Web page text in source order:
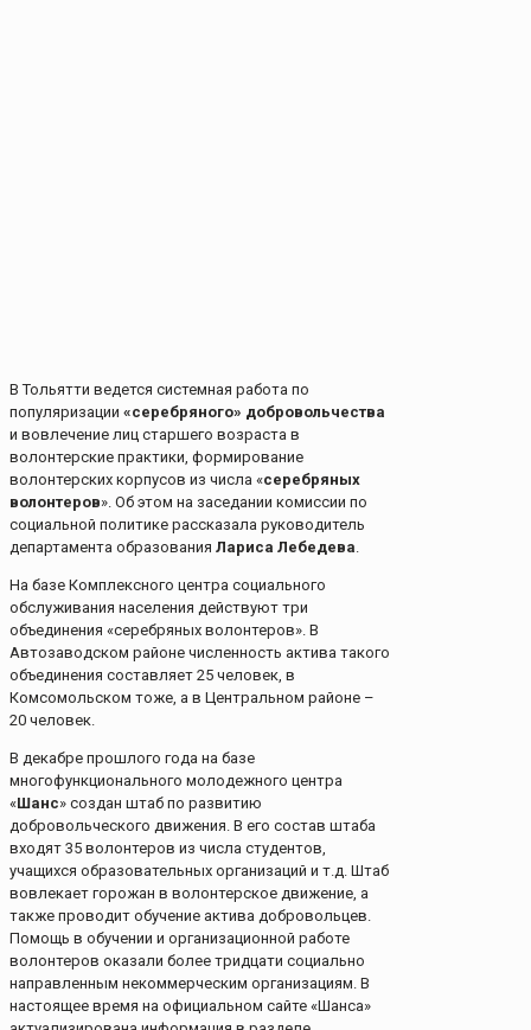
В Тольятти ведется системная работа по
популяризации «серебряного» добровольчества
и вовлечение лиц старшего возраста в
волонтерские практики, формирование
волонтерских корпусов из числа «серебряных
волонтеров». Об этом на заседании комиссии по
социальной политике рассказала руководитель
департамента образования Лариса Лебедева.
На базе Комплексного центра социального
обслуживания населения действуют три
объединения «серебряных волонтеров». В
Автозаводском районе численность актива такого
объединения составляет 25 человек, в
Комсомольском тоже, а в Центральном районе –
20 человек.
В декабре прошлого года на базе
многофункционального молодежного центра
«Шанс» создан штаб по развитию
добровольческого движения. В его состав штаба
входят 35 волонтеров из числа студентов,
учащихся образовательных организаций и т.д. Штаб
вовлекает горожан в волонтерское движение, а
также проводит обучение актива добровольцев.
Помощь в обучении и организационной работе
волонтеров оказали более тридцати социально
направленным некоммерческим организациям. В
настоящее время на официальном сайте «Шанса»